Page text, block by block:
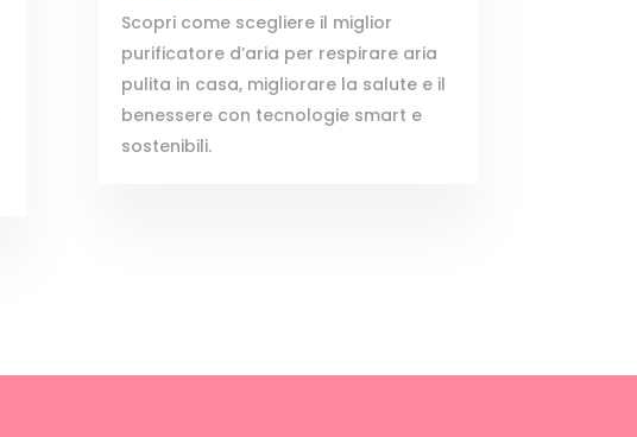
Scopri come scegliere il miglior
purificatore d’aria per respirare aria
pulita in casa, migliorare la salute e il
benessere con tecnologie smart e
sostenibili.